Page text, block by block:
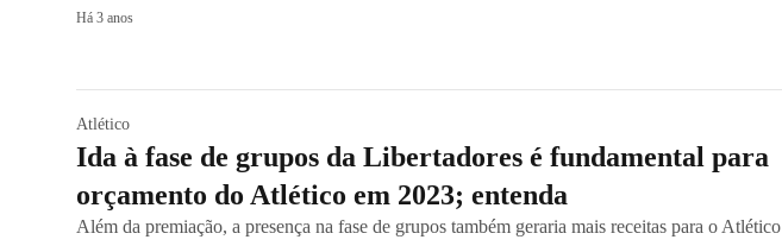
Há 3 anos
Atlético
Ida à fase de grupos da Libertadores é fundamental para
orçamento do Atlético em 2023; entenda
Além da premiação, a presença na fase de grupos também geraria mais receitas para o Atlético